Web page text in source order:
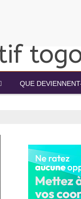
QUE